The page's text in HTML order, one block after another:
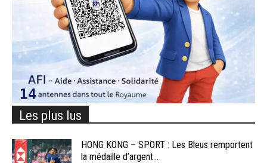
Les plus lus
HONG KONG – SPORT : Les Bleus remportent
la médaille d’argent...